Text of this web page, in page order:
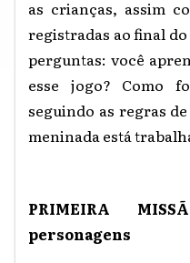
as crianças, assim
registradas ao final
perguntas: você
esse jogo? Como
seguindo as regras
meninada está
PRIMEIRA
personagens